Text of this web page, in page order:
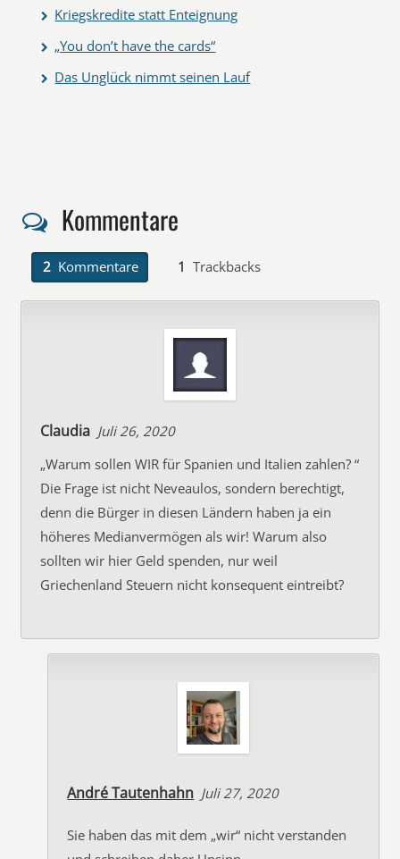
Kriegskredite statt Enteignung
„You don’t have the cards“
Das Unglück nimmt seinen Lauf
Kommentare
2 Kommentare 1 Trackbacks
Claudia Juli 26, 2020
„Warum sollen WIR für Spanien und Italien zahlen? “
Die Frage ist nicht Neveaulos, sondern berechtigt,
denn die Bürger in diesen Ländern haben ja ein
höheres Medianvermögen als wir! Warum also
sollten wir hier Geld spenden, nur weil
Griechenland Steuern nicht konsequent eintreibt?
André Tautenhahn Juli 27, 2020
Sie haben das mit dem „wir“ nicht verstanden